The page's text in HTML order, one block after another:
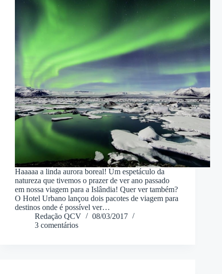
Haaaaa a linda aurora boreal! Um espetáculo da
natureza que tivemos o prazer de ver ano passado
em nossa viagem para a Islândia! Quer ver também?
O Hotel Urbano lançou dois pacotes de viagem para
destinos onde é possível ver…
Redação QCV
08/03/2017
3 comentários